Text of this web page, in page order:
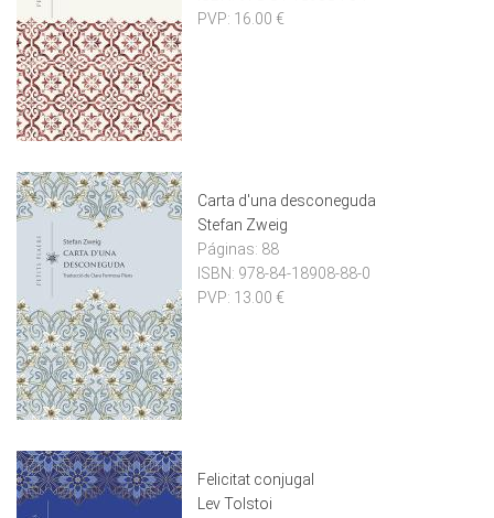
PVP: 16.00 €
Carta d'una desconeguda
Stefan Zweig
Páginas: 88
ISBN: 978-84-18908-88-0
PVP: 13.00 €
Felicitat conjugal
Lev Tolstoi